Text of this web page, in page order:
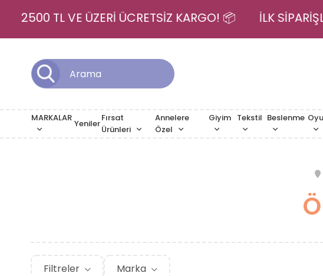
2500 TL VE ÜZERİ ÜCRETSİZ KARGO! 📦 İLK
MARKALAR
Yeniler
Fırsat
Ürünleri
Annelere
Özel
Giyim Tekstil Beslenme
Filtreler Marka